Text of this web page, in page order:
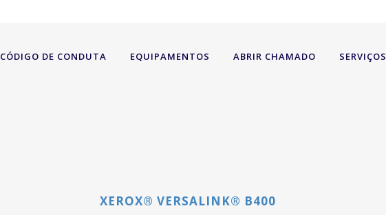
CÓDIGO DE CONDUTA EQUIPAMENTOS ABRIR CHAMADO SERVIÇOS
XEROX® VERSALINK® B400